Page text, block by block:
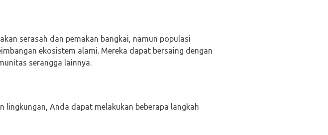
serasah dan pemakan bangkai, namun populasi
ekosistem alami. Mereka dapat bersaing dengan
serangga lainnya.
Anda dapat melakukan beberapa langkah